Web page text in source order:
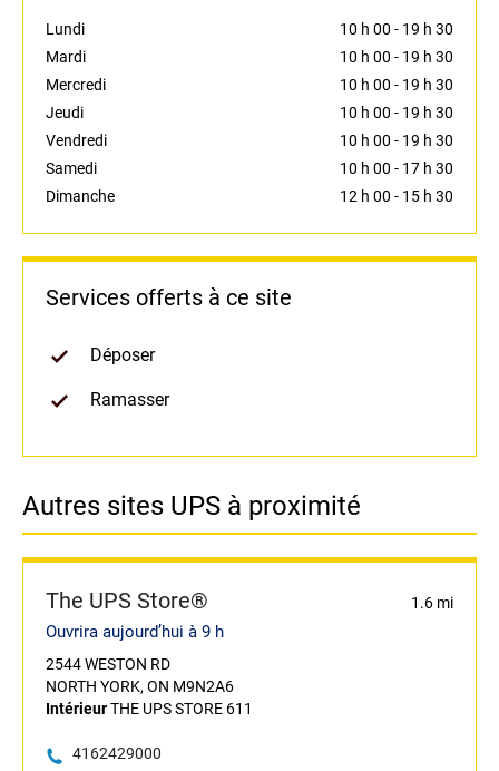
Lundi 10 h 00 - 19 h 30
Mardi
10 h 00 - 19 h 30
Mercredi
10 h 00 - 19 h 30
Jeudi
10 h 00 - 19 h 30
Vendredi
10 h 00 - 19 h 30
Samedi
10 h 00 - 17 h 30
Dimanche
12 h 00 - 15 h 30
Services offerts à ce site
Déposer
Ramasser
Autres sites UPS à proximité
The UPS Store® 1.6 mi
Ouvrira aujourd’hui à 9 h
2544 WESTON RD
NORTH YORK, ON M9N2A6
IntérieurTHE UPS STORE 611
4162429000